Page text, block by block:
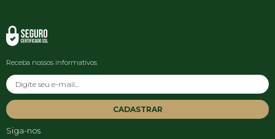
Receba nossos informativos
CADASTRAR
Siga-nos